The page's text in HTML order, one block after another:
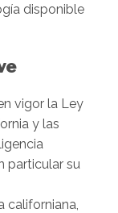
disponible
vigor la Ley
y las
particular su
californiana,